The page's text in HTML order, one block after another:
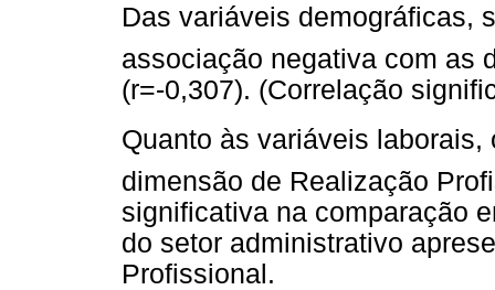
Das variáveis demográficas,
associação negativa com as
(r=-0,307). (Correlação
Quanto às variáveis laborais,
dimensão de Realização
significativa na comparação
do setor administrativo
Profissional.